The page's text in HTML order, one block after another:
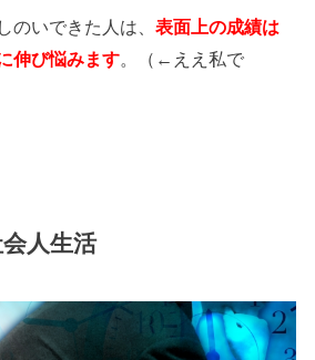
のいできた人は、表面上の成績は
伸び悩みます。（←ええ私で
人生活